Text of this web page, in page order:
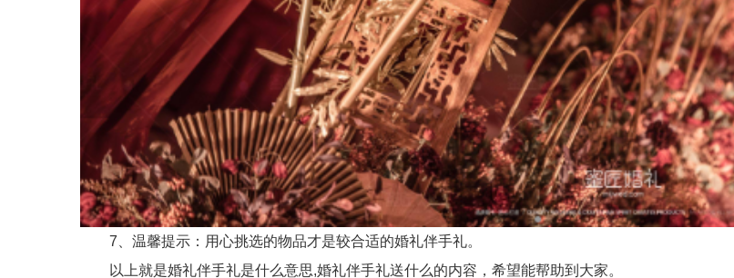
7、温馨提示：用心挑选的物品才是较合适的婚礼伴手礼。
以上就是婚礼伴手礼是什么意思,婚礼伴手礼送什么的内容，希望能帮助到大家。